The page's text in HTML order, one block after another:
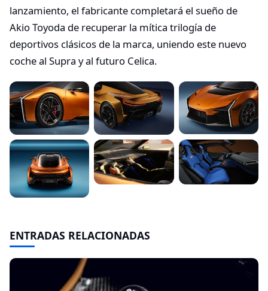
lanzamiento, el fabricante completará el sueño de
Akio Toyoda de recuperar la mítica trilogía de
deportivos clásicos de la marca, uniendo este nuevo
coche al Supra y al futuro Celica.
ENTRADAS RELACIONADAS